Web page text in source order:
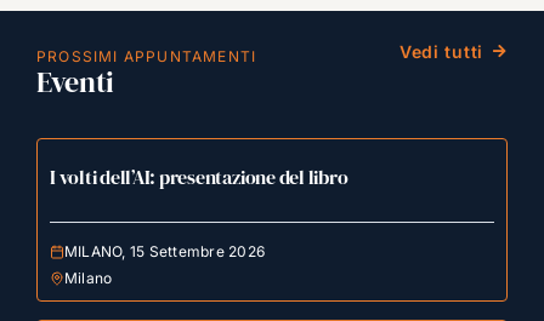
PROSSIMI APPUNTAMENTI
Eventi
Vedi tutti
I volti dell’AI: presentazione del libro
MILANO, 15 Settembre 2026
Milano